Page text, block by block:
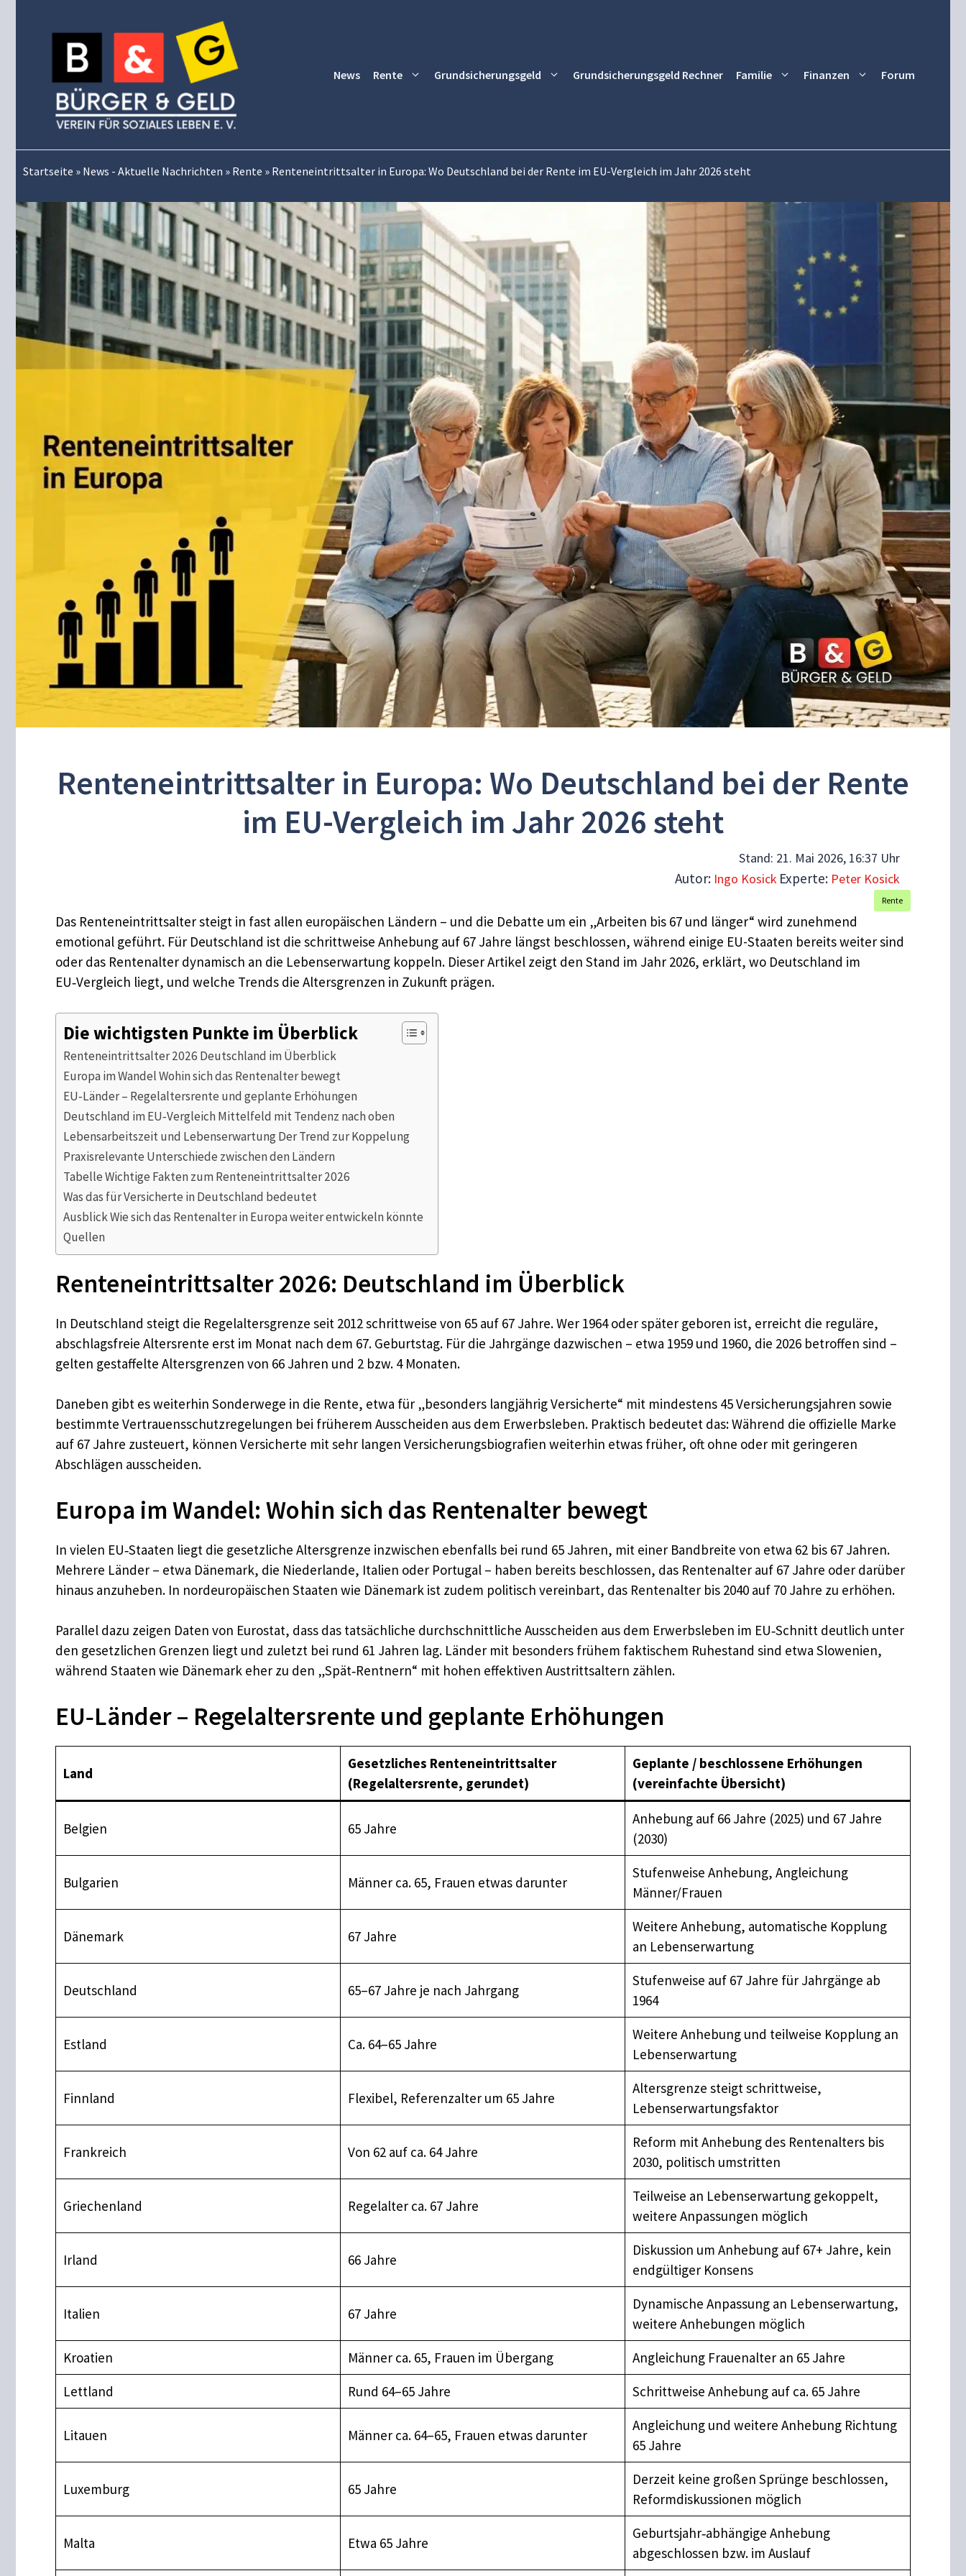
News Rente Grundsicherungsgeld Grundsicherungsgeld Rechner Familie Finanzen Forum
Startseite » News - Aktuelle Nachrichten » Rente » Renteneintrittsalter in Europa: Wo Deutschland bei der Rente im EU-Vergleich im Jahr 2026 steht
Renteneintrittsalter in Europa: Wo Deutschland bei der Rente
im EU-Vergleich im Jahr 2026 steht
Stand: 21. Mai 2026, 16:37 Uhr
Autor: Ingo Kosick Experte: Peter Kosick
Rente
Das Renteneintrittsalter steigt in fast allen europäischen Ländern – und die Debatte um ein „Arbeiten bis 67 und länger“ wird zunehmend
emotional geführt. Für Deutschland ist die schrittweise Anhebung auf 67 Jahre längst beschlossen, während einige EU-Staaten bereits weiter sind
oder das Rentenalter dynamisch an die Lebenserwartung koppeln. Dieser Artikel zeigt den Stand im Jahr 2026, erklärt, wo Deutschland im
EU‑Vergleich liegt, und welche Trends die Altersgrenzen in Zukunft prägen.
Die wichtigsten Punkte im Überblick
Renteneintrittsalter 2026 Deutschland im Überblick
Europa im Wandel Wohin sich das Rentenalter bewegt
EU‑Länder – Regelaltersrente und geplante Erhöhungen
Deutschland im EU‑Vergleich Mittelfeld mit Tendenz nach oben
Lebensarbeitszeit und Lebenserwartung Der Trend zur Koppelung
Praxisrelevante Unterschiede zwischen den Ländern
Tabelle Wichtige Fakten zum Renteneintrittsalter 2026
Was das für Versicherte in Deutschland bedeutet
Ausblick Wie sich das Rentenalter in Europa weiter entwickeln könnte
Quellen
Renteneintrittsalter 2026: Deutschland im Überblick
In Deutschland steigt die Regelaltersgrenze seit 2012 schrittweise von 65 auf 67 Jahre. Wer 1964 oder später geboren ist, erreicht die reguläre,
abschlagsfreie Altersrente erst im Monat nach dem 67. Geburtstag. Für die Jahrgänge dazwischen – etwa 1959 und 1960, die 2026 betroffen sind –
gelten gestaffelte Altersgrenzen von 66 Jahren und 2 bzw. 4 Monaten.
Daneben gibt es weiterhin Sonderwege in die Rente, etwa für „besonders langjährig Versicherte“ mit mindestens 45 Versicherungsjahren sowie
bestimmte Vertrauensschutzregelungen bei früherem Ausscheiden aus dem Erwerbsleben. Praktisch bedeutet das: Während die offizielle Marke
auf 67 Jahre zusteuert, können Versicherte mit sehr langen Versicherungsbiografien weiterhin etwas früher, oft ohne oder mit geringeren
Abschlägen ausscheiden.
Europa im Wandel: Wohin sich das Rentenalter bewegt
In vielen EU‑Staaten liegt die gesetzliche Altersgrenze inzwischen ebenfalls bei rund 65 Jahren, mit einer Bandbreite von etwa 62 bis 67 Jahren.
Mehrere Länder – etwa Dänemark, die Niederlande, Italien oder Portugal – haben bereits beschlossen, das Rentenalter auf 67 Jahre oder darüber
hinaus anzuheben. In nordeuropäischen Staaten wie Dänemark ist zudem politisch vereinbart, das Rentenalter bis 2040 auf 70 Jahre zu erhöhen.
Parallel dazu zeigen Daten von Eurostat, dass das tatsächliche durchschnittliche Ausscheiden aus dem Erwerbsleben im EU‑Schnitt deutlich unter
den gesetzlichen Grenzen liegt und zuletzt bei rund 61 Jahren lag. Länder mit besonders frühem faktischem Ruhestand sind etwa Slowenien,
während Staaten wie Dänemark eher zu den „Spät‑Rentnern“ mit hohen effektiven Austrittsaltern zählen.
EU‑Länder – Regelaltersrente und geplante Erhöhungen
Land
Gesetzliches Renteneintrittsalter
(Regelaltersrente, gerundet)
Geplante / beschlossene Erhöhungen
(vereinfachte Übersicht)
Belgien 65 Jahre
Anhebung auf 66 Jahre (2025) und 67 Jahre
(2030)
Bulgarien Männer ca. 65, Frauen etwas darunter
Stufenweise Anhebung, Angleichung
Männer/Frauen
Dänemark 67 Jahre
Weitere Anhebung, automatische Kopplung
an Lebenserwartung
Deutschland 65–67 Jahre je nach Jahrgang
Stufenweise auf 67 Jahre für Jahrgänge ab
1964
Estland Ca. 64–65 Jahre
Weitere Anhebung und teilweise Kopplung an
Lebenserwartung
Finnland Flexibel, Referenzalter um 65 Jahre
Altersgrenze steigt schrittweise,
Lebenserwartungsfaktor
Frankreich Von 62 auf ca. 64 Jahre
Reform mit Anhebung des Rentenalters bis
2030, politisch umstritten
Griechenland Regelalter ca. 67 Jahre
Teilweise an Lebenserwartung gekoppelt,
weitere Anpassungen möglich
Irland 66 Jahre
Diskussion um Anhebung auf 67+ Jahre, kein
endgültiger Konsens
Italien 67 Jahre
Dynamische Anpassung an Lebenserwartung,
weitere Anhebungen möglich
Kroatien
Männer ca. 65, Frauen im Übergang
Angleichung Frauenalter an 65 Jahre
Lettland
Rund 64–65 Jahre Schrittweise Anhebung auf ca. 65 Jahre
Litauen Männer ca. 64–65, Frauen etwas darunter
Angleichung und weitere Anhebung Richtung
65 Jahre
Luxemburg 65 Jahre
Derzeit keine großen Sprünge beschlossen,
Reformdiskussionen möglich
Malta Etwa 65 Jahre
Geburtsjahr‑abhängige Anhebung
abgeschlossen bzw. im Auslauf